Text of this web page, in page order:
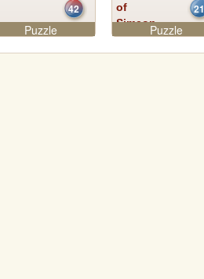
42
Puzzle
of
Simeon...
21
Puzzle